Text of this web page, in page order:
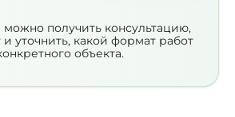
можно получить консультацию,
и уточнить, какой формат работ
объекта.